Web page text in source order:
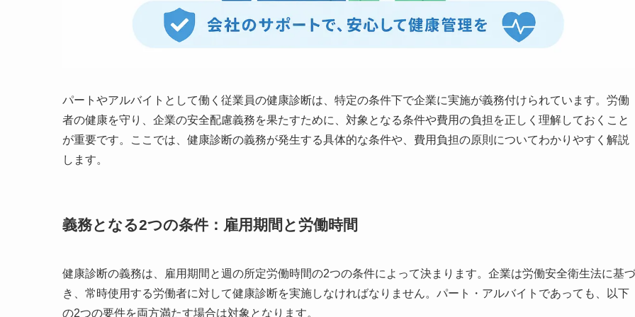
パートやアルバイトとして働く従業員の健康診断は、特定の条件下で企業に実施が義務付けられています。労働
者の健康を守り、企業の安全配慮義務を果たすために、対象となる条件や費用の負担を正しく理解しておくこと
が重要です。ここでは、健康診断の義務が発生する具体的な条件や、費用負担の原則についてわかりやすく解説
します。
義務となる2つの条件：雇用期間と労働時間
健康診断の義務は、雇用期間と週の所定労働時間の2つの条件によって決まります。企業は労働安全衛生法に基づ
き、常時使用する労働者に対して健康診断を実施しなければなりません。パート・アルバイトであっても、以下
の2つの要件を両方満たす場合は対象となります。